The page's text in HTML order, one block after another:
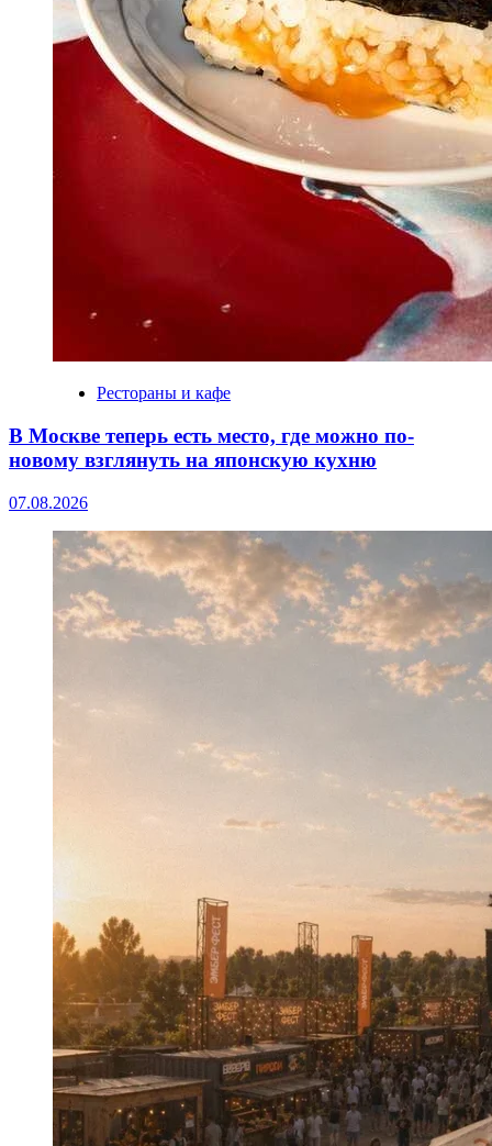
Рестораны и кафе
В Москве теперь есть место, где можно по-
новому взглянуть на японскую кухню
07.08.2026